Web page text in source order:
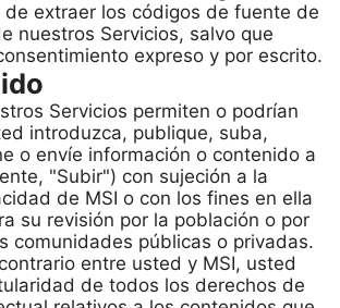
extraer los códigos de fuente de
nuestros Servicios, salvo que
expreso y por escrito.
Servicios permiten o podrían
introduzca, publique, suba,
o envíe información o contenido a
"Subir") con sujeción a la
de MSI o con los fines en ella
su revisión por la población o por
comunidades públicas o privadas.
entre usted y MSI, usted
de todos los derechos de